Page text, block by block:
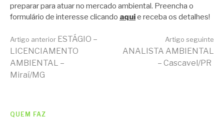
preparar para atuar no mercado ambiental. Preencha o
formulário de interesse clicando aquie receba os detalhes!
Continue
lendo
Artigo anterior ESTÁGIO –
LICENCIAMENTO
AMBIENTAL –
Miraí/MG
Artigo seguinte
ANALISTA AMBIENTAL
– Cascavel/PR
QUEM FAZ